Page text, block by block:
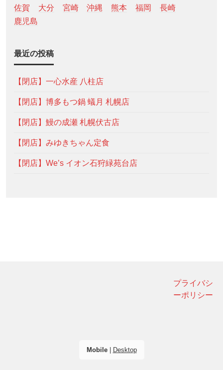
佐賀 大分 宮崎 沖縄 熊本 福岡
長崎
鹿児島
最近の投稿
【閉店】一心水産 八柱店
【閉店】博多もつ鍋 蟻月 札幌店
【閉店】鰻の成瀬 札幌伏古店
【閉店】みゆきちゃん定食
【閉店】We’s イオン石狩緑苑台店
プライバシ
ーポリシー
Mobile| Desktop